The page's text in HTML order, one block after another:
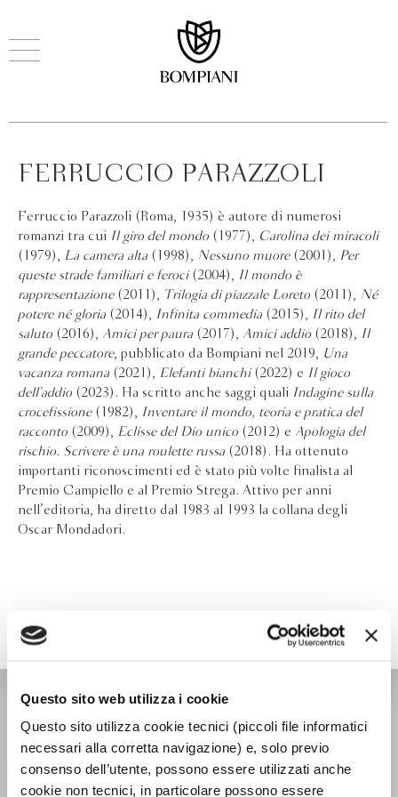
Questo sito web utilizza i cookie
Questo sito utilizza cookie tecnici (piccoli file informatici
necessari alla corretta navigazione) e, solo previo
consenso dell’utente, possono essere utilizzati anche
cookie non tecnici, in particolare possono essere
FERRUCCIO PARAZZOLI
Ferruccio Parazzoli (Roma, 1935) è autore di numerosi
romanzi tra cui Il giro del mondo (1977), Carolina dei miracoli
(1979), La camera alta (1998), Nessuno muore(2001), Per
queste strade familiari e feroci (2004), Il mondo è
rappresentazione(2011), Trilogia di piazzale Loreto (2011), Né
potere né gloria (2014), Infinita commedia (2015), Il rito del
saluto (2016), Amici per paura (2017), Amici addio (2018), Il
grande peccatore, pubblicato da Bompiani nel 2019, Una
vacanza romana (2021), Elefanti bianchi(2022) e Il gioco
dell’addio (2023). Ha scritto anche saggi quali Indagine sulla
crocefissione (1982), Inventare il mondo, teoria e pratica del
racconto (2009), Eclisse del Dio unico (2012) e Apologia del
rischio. Scrivere è una roulette russa (2018). Ha ottenuto
importanti riconoscimenti ed è stato più volte finalista al
Premio Campiello e al Premio Strega. Attivo per anni
nell’editoria, ha diretto dal 1983 al 1993 la collana degli
Oscar Mondadori.
TASCABILI NARRATIVA